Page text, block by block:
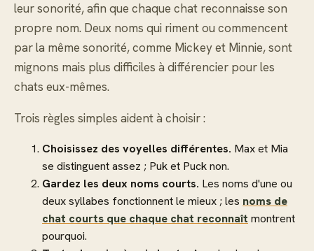
leur sonorité, afin que chaque chat reconnaisse son
propre nom. Deux noms qui riment ou commencent
par la même sonorité, comme Mickey et Minnie, sont
mignons mais plus difficiles à différencier pour les
chats eux-mêmes.
Trois règles simples aident à choisir :
Choisissez des voyelles différentes. Max et Mia
se distinguent assez ; Puk et Puck non.
Gardez les deux noms courts. Les noms d'une ou
deux syllabes fonctionnent le mieux ; les noms de
chat courts que chaque chat reconnaît montrent
pourquoi.